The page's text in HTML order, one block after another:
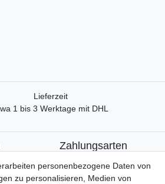
Lieferzeit
1 bis 3 Werktage mit DHL
Zahlungsarten
Paypal
Kreditkarte
personenbezogene Daten von
zu personalisieren, Medien von